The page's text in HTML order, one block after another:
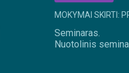
MOKYMAI SKIRTI:
Seminaras.
Nuotolinis